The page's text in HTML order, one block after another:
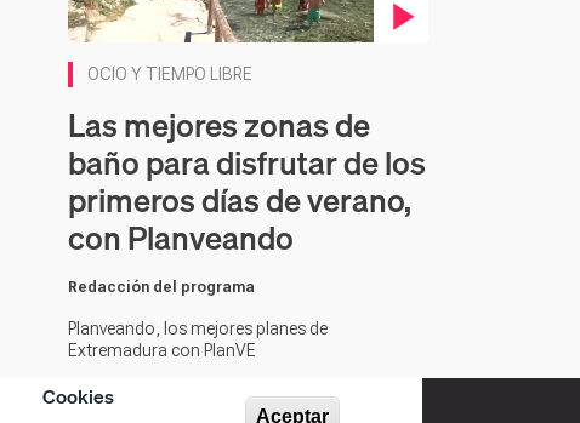
Cookies
Aceptar
OCIO Y TIEMPO LIBRE
Las mejores zonas de
baño para disfrutar de los
primeros días de verano,
con Planveando
Redacción del programa
Planveando, los mejores planes de
Extremadura con PlanVE